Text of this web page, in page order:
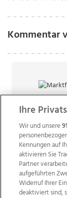
Kommentar
Ihre
Wir und unsere
Kennungen auf
aktivieren Sie
Partner
aufgeführten
Widerruf Ihrer
deaktiviert sind,